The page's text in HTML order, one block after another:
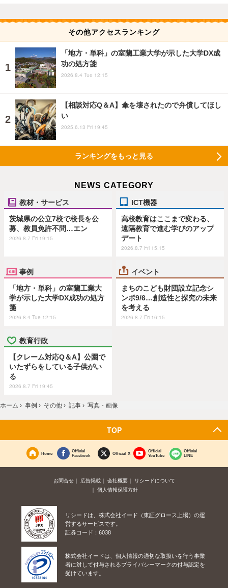
その他アクセスランキング
「地方・単科」の室蘭工業大学が示した大学DX成
功の処方箋
2026.8.4 Tue 12:15
【相談対応Q＆A】傘を壊されたので弁償してほし
い
2025.6.13 Fri 19:45
ランキングをもっと見る
NEWS CATEGORY
教材・サービス
茨城県の公立7校で校長を公
募、教員免許不問…エン
2026.8.7 Fri 19:15
ICT機器
高校教育はここまで変わる、
遠隔教育で進む学びのアップ
デート
2026.8.7 Fri 15:15
事例
「地方・単科」の室蘭工業大
学が示した大学DX成功の処方
箋
2026.8.4 Tue 12:15
イベント
まちのこども財団設立記念シ
ンポ9/6…創造性と探究の未来
を考える
2026.8.7 Fri 16:15
教育行政
【クレーム対応Q＆A】公園で
いたずらをしている子供がい
る
2026.8.7 Fri 19:45
ホーム › 事例 › その他 › 記事 › 写真・画像
TOP
Home
Official
Facebook
Official X
Official
YouTube
Official
LINE
お問合せ 広告掲載 会社概要
リシードについて
個人情報保護方針
リシードは、株式会社イード（東証グロース上場）の運
営するサービスです。
証券コード：6038
株式会社イードは、個人情報の適切な取扱いを行う事業
者に対して付与されるプライバシーマークの付与認定を
受けています。